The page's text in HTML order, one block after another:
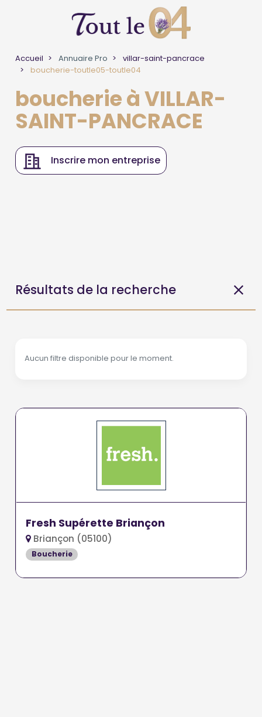
Accueil Annuaire Pro
villar-saint-pancrace
boucherie-toutle05-toutle04
boucherie à VILLAR-
SAINT-PANCRACE
Inscrire mon entreprise
Résultats de la recherche
Aucun filtre disponible pour le moment.
Fresh Supérette Briançon
Briançon (05100)
Boucherie